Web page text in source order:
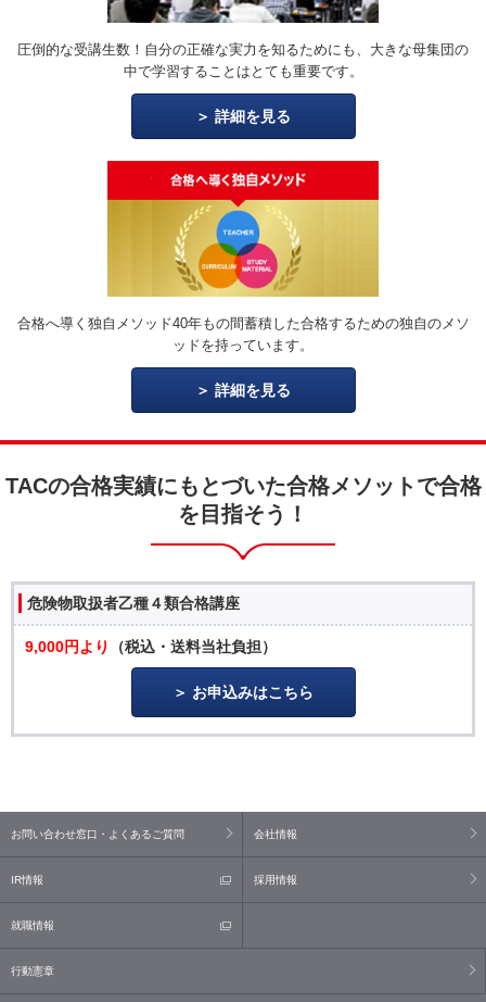
圧倒的な受講生数！自分の正確な実力を知るためにも、大きな母集団の
中で学習することはとても重要です。
詳細を見る
合格へ導く独自メソッド40年もの間蓄積した合格するための独自のメソ
ッドを持っています。
詳細を見る
TACの合格実績にもとづいた合格メソットで合格
を目指そう！
危険物取扱者乙種４類合格講座
9,000円より （税込・送料当社負担）
お申込みはこちら
お問い合わせ窓口・よくあるご質問 会社情報
IR情報 採用情報
就職情報
行動憲章